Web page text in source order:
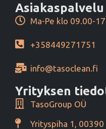
Asiakaspalvelu
Ma-Pe klo 09.00-
+358449271751
info@tasoclean.fi
Yrityksen
TasoGroup OÜ
Yrityspiha 1, 00390